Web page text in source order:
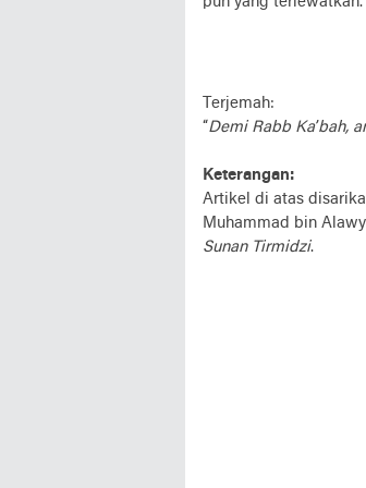
Terjemah:
“Demi Rabb Ka’bah,
Keterangan:
Artikel di atas
Muhammad bin
Sunan Tirmidzi.